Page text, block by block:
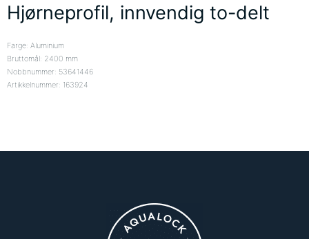
Hjørneprofil, innvendig to-delt
Farge: Aluminium
Bruttomål: 2400 mm
Nobbnummer: 53641446
Artikkelnummer: 163924